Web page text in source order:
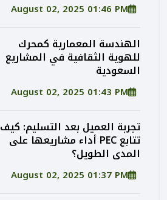
August 02, 2025 01:46 PM
الهندسة المعمارية كمحرك
للهوية الثقافية في المشاريع
السعودية
August 02, 2025 01:43 PM
تجربة العميل بعد التسليم: كيف
تتابع PEC أداء مشاريعها على
المدى الطويل؟
August 02, 2025 01:37 PM